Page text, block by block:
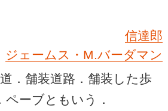
信達郎
ジェームス・M.バーダマン
．舗装道路．舗装した歩
ペーブともいう．